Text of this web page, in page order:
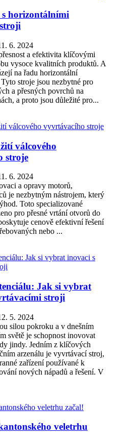
horizontálními
6. 2024
a efektivita klíčovými
vysoce kvalitních produktů. A
na řadu horizontální
stroje jsou nezbytné pro
a přesných povrchů na
a proto jsou důležité pro...
válcového
stroje
6. 2024
a opravy motorů,
je nezbytným nástrojem, který
Toto specializované
pro přesné vrtání otvorů do
cenově efektivní řešení
nebo ...
Jak si vybrat
stroji
5. 2024
silou pokroku a v dnešním
světě je schopnost inovovat
jindy. Jedním z klíčových
arzenálu je vyvrtávací stroj,
zařízení používané k
nových nápadů a řešení. V
veletrhu